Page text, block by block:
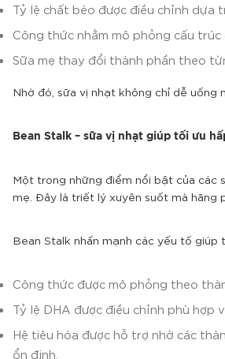
Tỷ lệ chất béo được điều chỉnh dựa
Công thức nhằm mô phỏng cấu
Sữa mẹ thay đổi thành phần theo
Nhờ đó, sữa vị nhạt không chỉ dễ
Bean Stalk – sữa vị nhạt giúp tối ưu
Một trong những điểm nổi bật của các
mẹ. Đây là triết lý xuyên suốt mà hãng
Bean Stalk nhấn mạnh các yếu tố
Công thức được mô phỏng theo
Tỷ lệ DHA được điều chỉnh phù hợp
Hệ tiêu hóa được hỗ trợ nhờ các
ổn định.